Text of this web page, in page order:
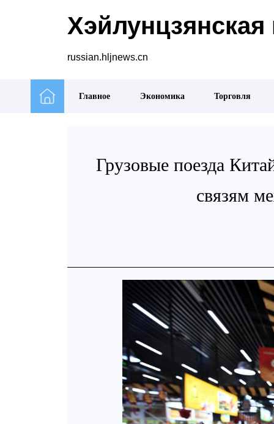
Хэйлунцзянская
russian.hljnews.cn
Главное Экономика Торговля
Грузовые поезда
связям